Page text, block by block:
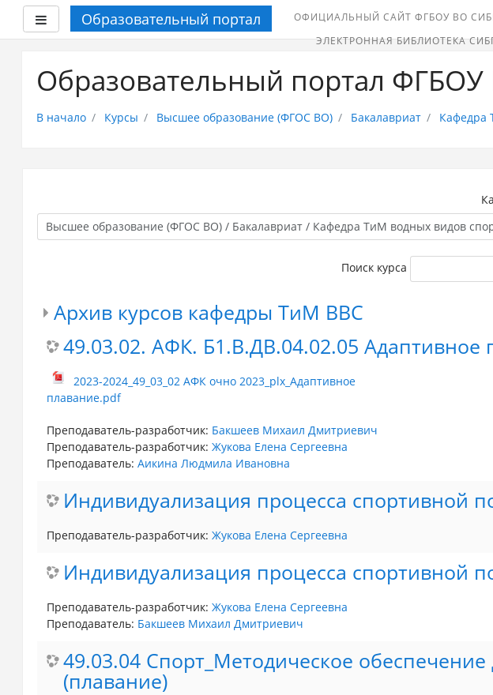
основному
Боковая панель
Образовательный портал ОФИЦИАЛЬНЫЙ САЙТ ФГБОУ ВО
ЭЛЕКТРОННАЯ БИБЛИОТЕКА
Образовательный портал
В начало Курсы Высшее образование (ФГОС ВО) Бакалавриат Кафедра
Поиск курса
Архив курсов кафедры ТиМ ВВС
49.03.02. АФК. Б1.В.ДВ.04.02.05 Адаптивное
2023-2024_49_03_02 АФК очно 2023_plx_Адаптивное
плавание.pdf
Преподаватель-разработчик: Бакшеев Михаил Дмитриевич
Преподаватель-разработчик: Жукова Елена Сергеевна
Преподаватель: Аикина Людмила Ивановна
Индивидуализация процесса спортивной
Преподаватель-разработчик: Жукова Елена Сергеевна
Индивидуализация процесса спортивной
Преподаватель-разработчик: Жукова Елена Сергеевна
Преподаватель: Бакшеев Михаил Дмитриевич
49.03.04 Спорт_Методическое
(плавание)